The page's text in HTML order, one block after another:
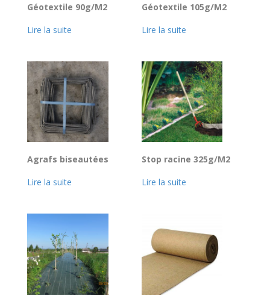
Géotextile 90g/M2
Lire la suite
Géotextile 105g/M2
Lire la suite
Agrafs biseautées
Lire la suite
Stop racine 325g/M2
Lire la suite